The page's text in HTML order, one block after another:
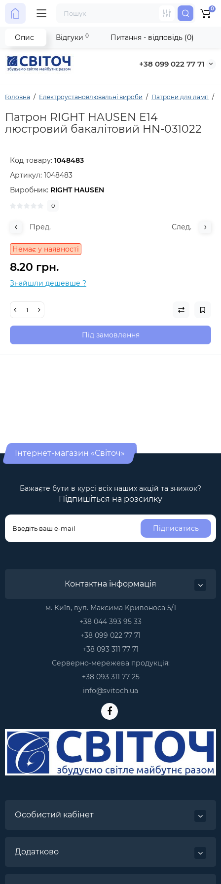
+38 099 022 77 71
0
Головна Електроустановлювальні вироби Патрони для ламп
Патрон RIGHT HAUSEN E14
люстровий бакалітовий HN-031022
Код товару: 1048483
Артикул: 1048483
Виробник: RIGHT HAUSEN
0
Пред. След.
Немає у наявності
8.20 грн.
Знайшли дешевше ?
Під замовлення
Опис Відгуки 0 Питання - відповідь (0)
Інтернет-магазин «Світоч»
Бажаєте бути в курсі всіх наших акцій та знижок?
Підпишіться на розсилку
Підписатись
Контактна інформація
м. Київ, вул. Максима Kривоноса 5/1
+38 044 393 95 33
+38 099 022 77 71
+38 093 311 77 71
Серверно-мережева продукція:
+38 093 311 77 25
info@svitoch.ua
Особистий кабінет
Додатково